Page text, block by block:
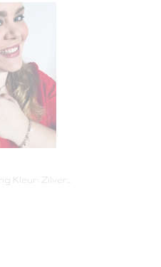
Kleur: Zilver…